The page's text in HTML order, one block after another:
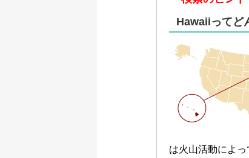
Hawaiiってど
は火山活動によ